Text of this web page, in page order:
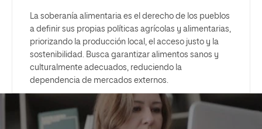
La soberanía alimentaria es el derecho de los pueblos
a definir sus propias políticas agrícolas y alimentarias,
priorizando la producción local, el acceso justo y la
sostenibilidad. Busca garantizar alimentos sanos y
culturalmente adecuados, reduciendo la
dependencia de mercados externos.